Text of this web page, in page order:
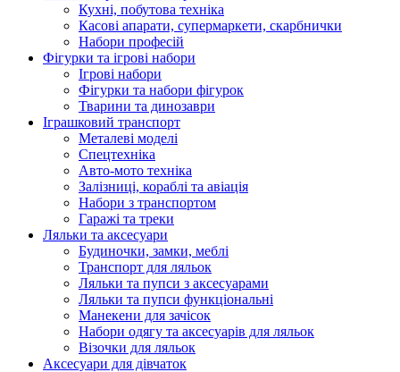
Кухні, побутова техніка
Касові апарати, супермаркети, скарбнички
Набори професій
Фігурки та ігрові набори
Ігрові набори
Фігурки та набори фігурок
Тварини та динозаври
Іграшковий транспорт
Металеві моделі
Спецтехніка
Авто-мото техніка
Залізниці, кораблі та авіація
Набори з транспортом
Гаражі та треки
Ляльки та аксесуари
Будиночки, замки, меблі
Транспорт для ляльок
Ляльки та пупси з аксесуарами
Ляльки та пупси функціональні
Манекени для зачісок
Набори одягу та аксесуарів для ляльок
Візочки для ляльок
Аксесуари для дівчаток